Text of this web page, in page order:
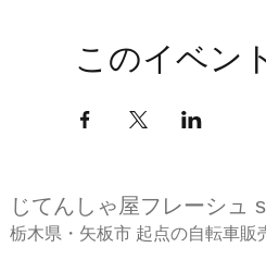
このイベン
じてんしゃ屋フレーシュ
栃木県・矢板市 起点の自転車販